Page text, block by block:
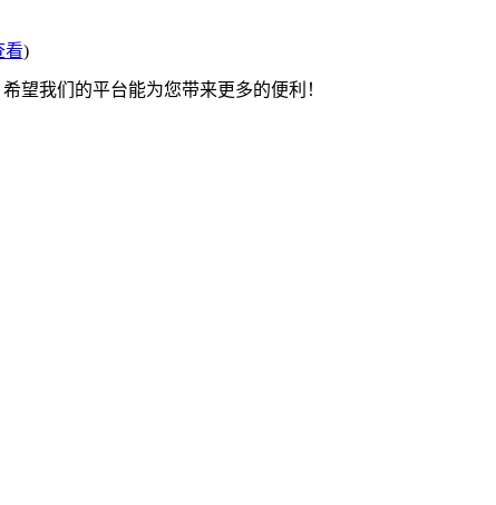
看)
望我们的平台能为您带来更多的便利！